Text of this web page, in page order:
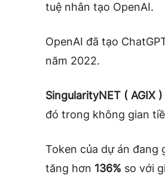
tuệ nhân tạo OpenAI.
OpenAI đã tạo
năm 2022.
SingularityNET ( AGIX )
đó trong không gian
Token của dự án đang
tăng hơn 136% so với